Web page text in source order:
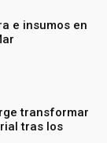
e insumos en
transformar
tras los